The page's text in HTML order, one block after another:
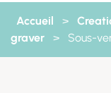
Accueil >
graver
> Sous-